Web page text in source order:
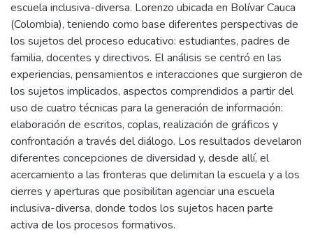
escuela inclusiva-diversa. Lorenzo ubicada en Bolívar Cauca
(Colombia), teniendo como base diferentes perspectivas de
los sujetos del proceso educativo: estudiantes, padres de
familia, docentes y directivos. El análisis se centró en las
experiencias, pensamientos e interacciones que surgieron de
los sujetos implicados, aspectos comprendidos a partir del
uso de cuatro técnicas para la generación de información:
elaboración de escritos, coplas, realización de gráficos y
confrontación a través del diálogo. Los resultados develaron
diferentes concepciones de diversidad y, desde allí, el
acercamiento a las fronteras que delimitan la escuela y a los
cierres y aperturas que posibilitan agenciar una escuela
inclusiva-diversa, donde todos los sujetos hacen parte
activa de los procesos formativos.